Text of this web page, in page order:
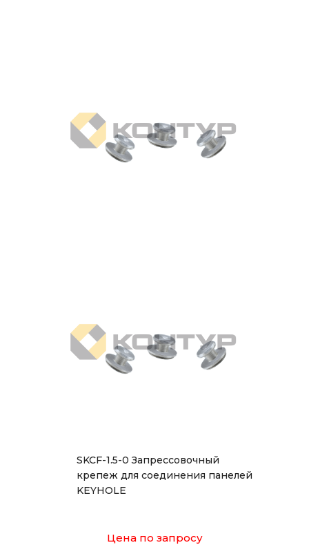
SKCF-1.5-0 Запрессовочный
крепеж для соединения панелей
KEYHOLE
Цена по запросу